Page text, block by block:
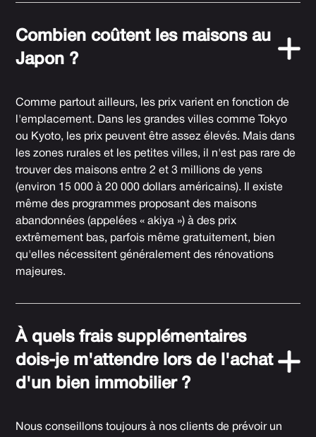
Combien coûtent les maisons au
Japon ?
Comme partout ailleurs, les prix varient en fonction de
l'emplacement. Dans les grandes villes comme Tokyo
ou Kyoto, les prix peuvent être assez élevés. Mais dans
les zones rurales et les petites villes, il n'est pas rare de
trouver des maisons entre 2 et 3 millions de yens
(environ 15 000 à 20 000 dollars américains). Il existe
même des programmes proposant des maisons
abandonnées (appelées « akiya ») à des prix
extrêmement bas, parfois même gratuitement, bien
qu'elles nécessitent généralement des rénovations
majeures.
À quels frais supplémentaires
dois-je m'attendre lors de l'achat
d'un bien immobilier ?
Nous conseillons toujours à nos clients de prévoir un